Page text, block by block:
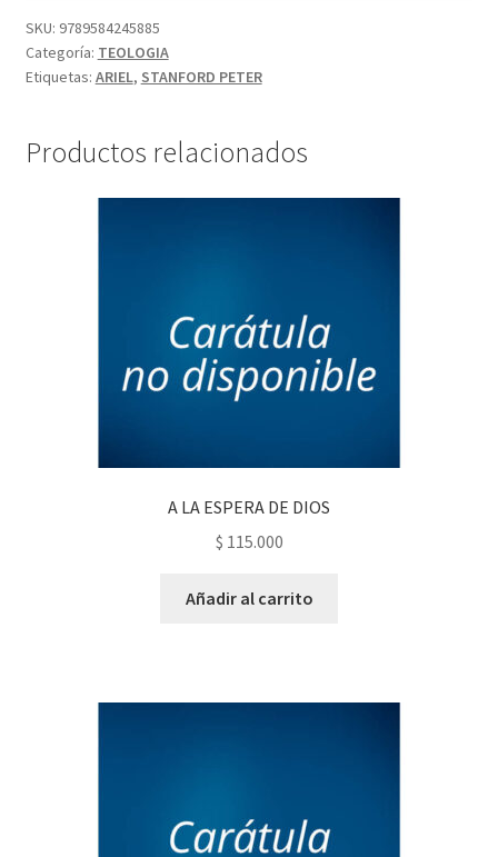
SKU: 9789584245885
Categoría: TEOLOGIA
Etiquetas: ARIEL, STANFORD PETER
Productos relacionados
A LA ESPERA DE DIOS
$ 115.000
Añadir al carrito